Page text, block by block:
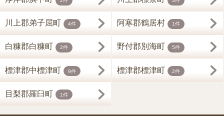
川上郡弟子屈町 4件 阿寒郡鶴居村 1件
白糠郡白糠町 2件 野付郡別海町 5件
標津郡中標津町 9件 標津郡標津町 2件
目梨郡羅臼町 1件